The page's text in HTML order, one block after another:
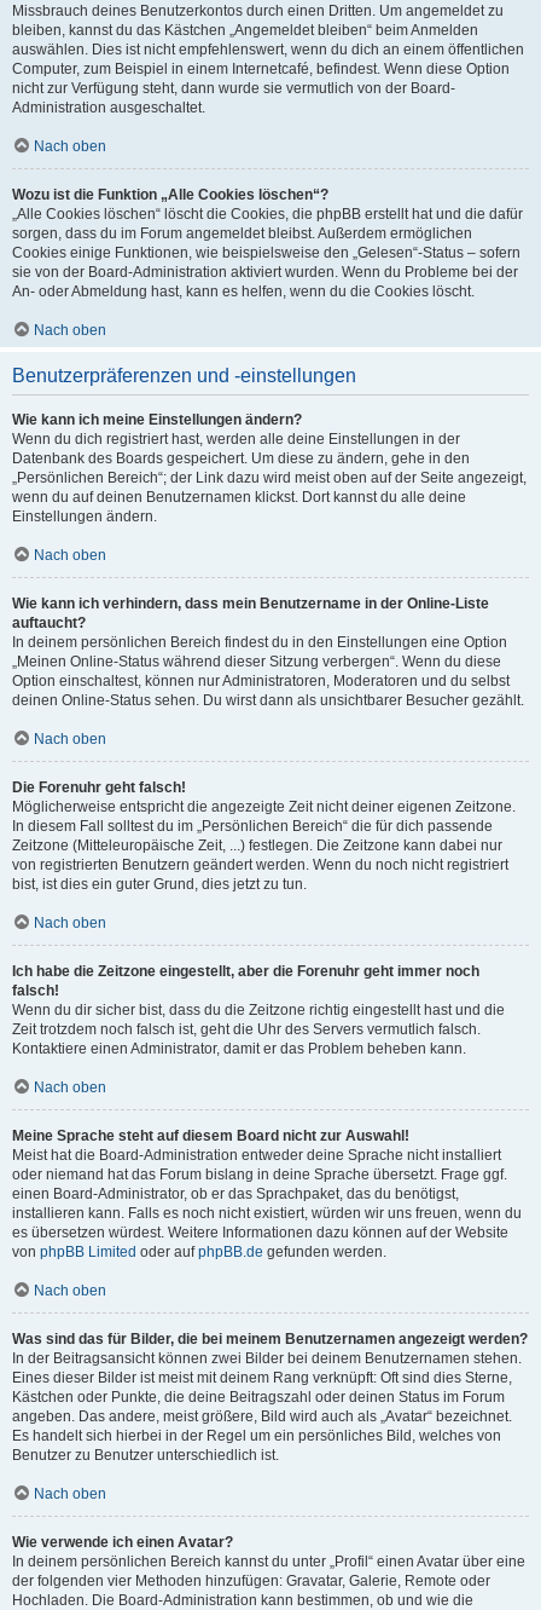
Missbrauch deines Benutzerkontos durch einen Dritten. Um angemeldet zu
bleiben, kannst du das Kästchen „Angemeldet bleiben“ beim Anmelden
auswählen. Dies ist nicht empfehlenswert, wenn du dich an einem öffentlichen
Computer, zum Beispiel in einem Internetcafé, befindest. Wenn diese Option
nicht zur Verfügung steht, dann wurde sie vermutlich von der Board-
Administration ausgeschaltet.
Nach oben
Wozu ist die Funktion „Alle Cookies löschen“?
„Alle Cookies löschen“ löscht die Cookies, die phpBB erstellt hat und die dafür
sorgen, dass du im Forum angemeldet bleibst. Außerdem ermöglichen
Cookies einige Funktionen, wie beispielsweise den „Gelesen“-Status – sofern
sie von der Board-Administration aktiviert wurden. Wenn du Probleme bei der
An- oder Abmeldung hast, kann es helfen, wenn du die Cookies löscht.
Nach oben
Benutzerpräferenzen und -einstellungen
Wie kann ich meine Einstellungen ändern?
Wenn du dich registriert hast, werden alle deine Einstellungen in der
Datenbank des Boards gespeichert. Um diese zu ändern, gehe in den
„Persönlichen Bereich“; der Link dazu wird meist oben auf der Seite angezeigt,
wenn du auf deinen Benutzernamen klickst. Dort kannst du alle deine
Einstellungen ändern.
Nach oben
Wie kann ich verhindern, dass mein Benutzername in der Online-Liste
auftaucht?
In deinem persönlichen Bereich findest du in den Einstellungen eine Option
„Meinen Online-Status während dieser Sitzung verbergen“. Wenn du diese
Option einschaltest, können nur Administratoren, Moderatoren und du selbst
deinen Online-Status sehen. Du wirst dann als unsichtbarer Besucher gezählt.
Nach oben
Die Forenuhr geht falsch!
Möglicherweise entspricht die angezeigte Zeit nicht deiner eigenen Zeitzone.
In diesem Fall solltest du im „Persönlichen Bereich“ die für dich passende
Zeitzone (Mitteleuropäische Zeit, ...) festlegen. Die Zeitzone kann dabei nur
von registrierten Benutzern geändert werden. Wenn du noch nicht registriert
bist, ist dies ein guter Grund, dies jetzt zu tun.
Nach oben
Ich habe die Zeitzone eingestellt, aber die Forenuhr geht immer noch
falsch!
Wenn du dir sicher bist, dass du die Zeitzone richtig eingestellt hast und die
Zeit trotzdem noch falsch ist, geht die Uhr des Servers vermutlich falsch.
Kontaktiere einen Administrator, damit er das Problem beheben kann.
Nach oben
Meine Sprache steht auf diesem Board nicht zur Auswahl!
Meist hat die Board-Administration entweder deine Sprache nicht installiert
oder niemand hat das Forum bislang in deine Sprache übersetzt. Frage ggf.
einen Board-Administrator, ob er das Sprachpaket, das du benötigst,
installieren kann. Falls es noch nicht existiert, würden wir uns freuen, wenn du
es übersetzen würdest. Weitere Informationen dazu können auf der Website
von phpBB Limited oder aufphpBB.de gefunden werden.
Nach oben
Was sind das für Bilder, die bei meinem Benutzernamen angezeigt werden?
In der Beitragsansicht können zwei Bilder bei deinem Benutzernamen stehen.
Eines dieser Bilder ist meist mit deinem Rang verknüpft: Oft sind dies Sterne,
Kästchen oder Punkte, die deine Beitragszahl oder deinen Status im Forum
angeben. Das andere, meist größere, Bild wird auch als „Avatar“ bezeichnet.
Es handelt sich hierbei in der Regel um ein persönliches Bild, welches von
Benutzer zu Benutzer unterschiedlich ist.
Nach oben
Wie verwende ich einen Avatar?
In deinem persönlichen Bereich kannst du unter „Profil“ einen Avatar über eine
der folgenden vier Methoden hinzufügen: Gravatar, Galerie, Remote oder
Hochladen. Die Board-Administration kann bestimmen, ob und wie die